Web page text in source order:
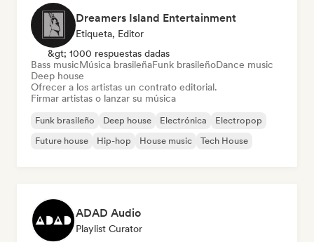
Dreamers Island Entertainment
Etiqueta, Editor
&gt; 1000 respuestas dadas
Bass musicMúsica brasileñaFunk brasileñoDance music
Deep house
Ofrecer a los artistas un contrato editorial.
Firmar artistas o lanzar su música
Funk brasileño Deep house Electrónica
Electropop
Future house
Hip-hop House music Tech House
ADAD Audio
Playlist Curator